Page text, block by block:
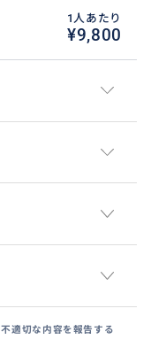
1人あたり
¥9,800
不適切な内容を報告する